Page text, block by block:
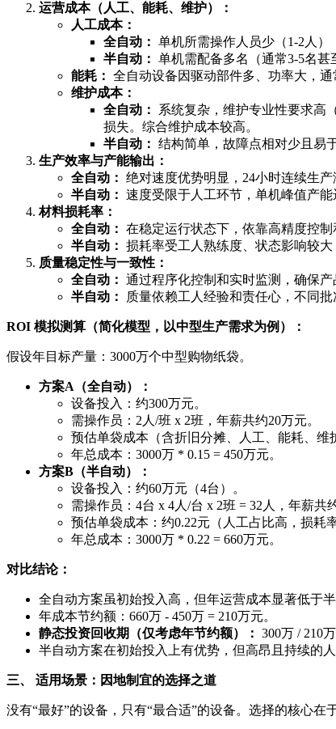
运营成本（人工、能耗、维护）：
人工成本：
全自动： 单机所需操作人员少（1-2人
半自动： 单机需配备多名（通常3-5名
能耗： 全自动设备因驱动部件多、功率大，
维护成本：
全自动：
系统复杂，维护专业性要求高
损失。综合维护成本较高。
半自动： 结构简单，故障点相对少且易
生产效率与产能输出：
全自动： 绝对速度优势明显，24小时连续生
半自动： 速度受限于人工环节，单机峰值产
材料损耗率：
全自动： 在稳定运行状态下，依靠高精度控
半自动： 损耗率受工人熟练度、状态影响较
质量稳定性与一致性：
全自动： 通过程序化控制和实时监测，确保
半自动：
质量依赖工人经验和责任心，不同
ROI 模拟测算（简化模型，以中型生产需求为例）：
假设年目标产量：3000万个中型购物纸袋。
方案A（全自动）：
设备投入：约300万元。
需操作员：2人/班 x 2班，年薪共约20万元。
预估单袋成本（含折旧分摊、人工、能耗、维
年总成本：3000万 * 0.15 = 450万元。
方案B（半自动）：
设备投入：约60万元（4台）。
需操作员：4台 x 4人/台 x 2班 = 32人，年薪共
预估单袋成本：约0.22元（人工占比高，损耗
年总成本：3000万 * 0.22 = 660万元。
对比结论：
全自动方案虽初始投入高，但年运营成本显著低于半
年成本节约额：660万 - 450万 = 210万元。
静态投资回收期（仅考虑年节约额）： 300万 / 210
半自动方案在初始投入上有优势，但高昂且持续的
三、 适用场景：因地制宜的选择之道
没有“最好”的设备，只有“最合适”的设备。选择的核心在